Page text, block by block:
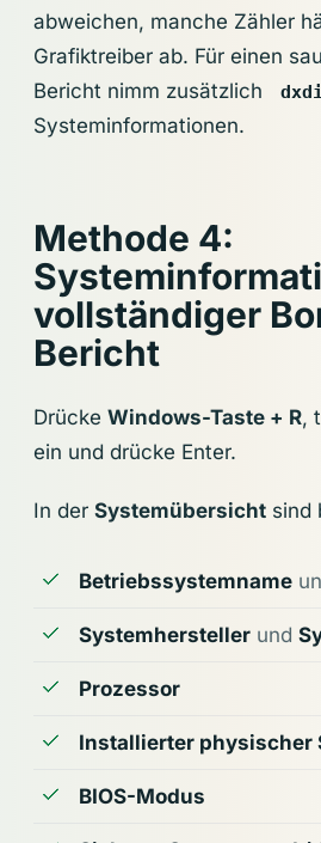
abweichen, manche Zähler
Grafiktreiber ab. Für einen
Bericht nimm zusätzlich
Systeminformationen.
Methode 4:
vollständiger
Bericht
Drücke Windows-Taste + R,
ein und drücke Enter.
In der Systemübersicht sind
Betriebssystemname
Systemhersteller und
Prozessor
Installierter physischer
BIOS-Modus